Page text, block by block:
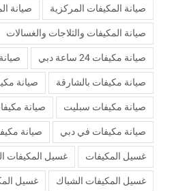
صيانة المكيفات المركزية صيانة
صيانة المكيفات والثلاجات والغسالات
صيانة مكيفات 24 ساعة دبي
صيانة مكيفات بالشارقة صيانة
صيانة مكيفات سبليت صيانة
صيانة مكيفات في دبي صيانة
غسيل المكيفات غسيل المكيفات
غسيل المكيفات الشباك غسيل